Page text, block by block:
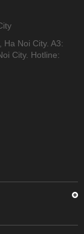
Noi City. A3:
City. Hotline: